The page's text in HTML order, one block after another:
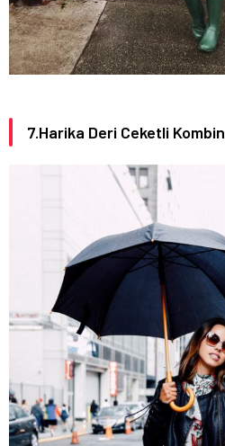
7.Harika Deri Ceketli Kombin